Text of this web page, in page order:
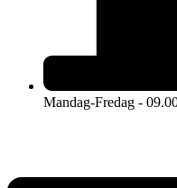
Mandag-Fredag -